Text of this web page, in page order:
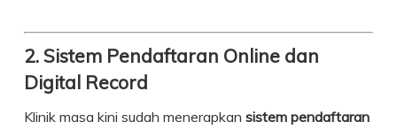
2. Sistem Pendaftaran Online dan
Digital Record
Klinik masa kini sudah menerapkan sistem pendaftaran